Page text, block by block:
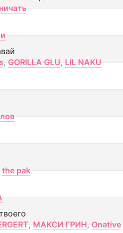
, GORILLA GLU, LIL NAKU
the pak
, МАКСИ ГРИН, Onative